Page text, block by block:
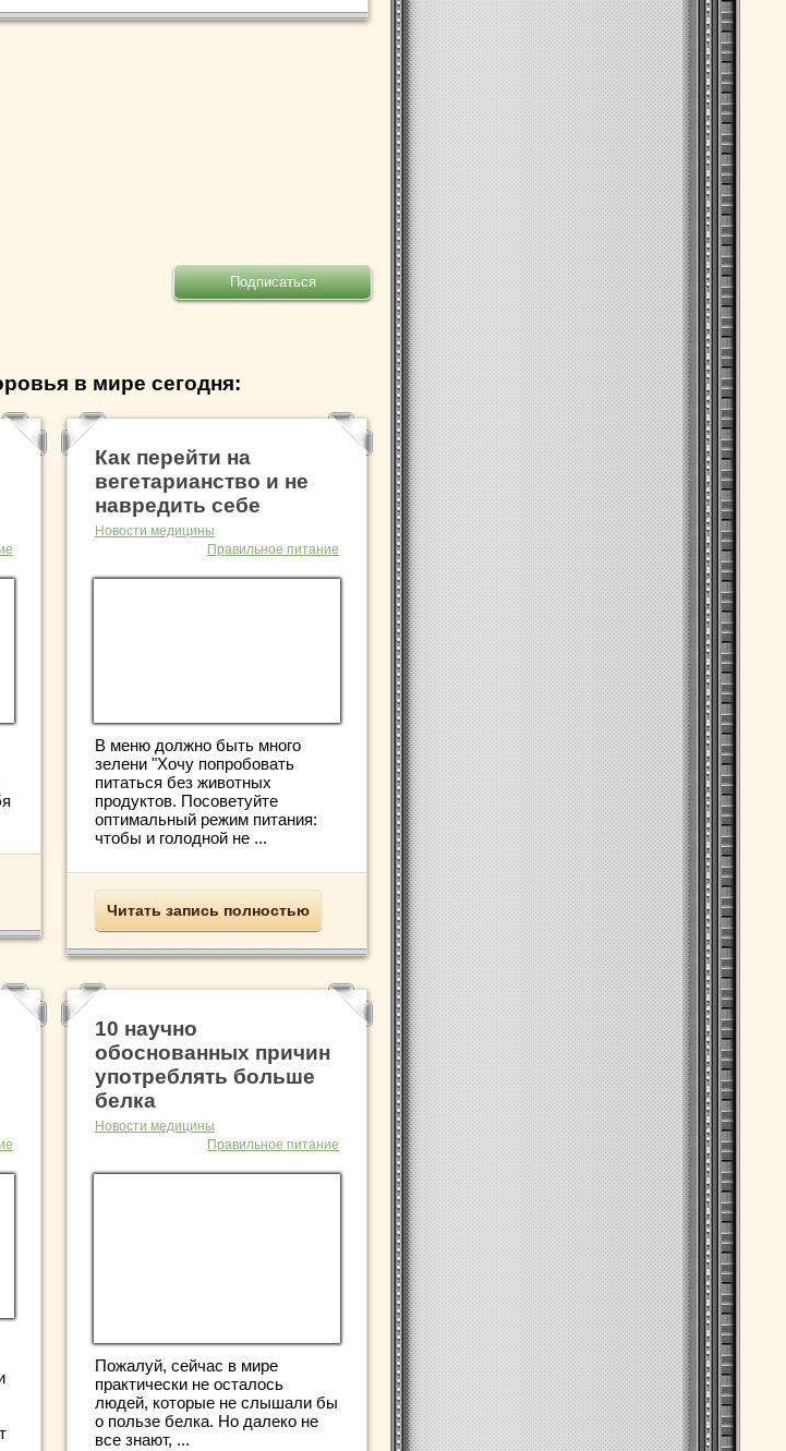
в мире сегодня:
Как перейти на
вегетарианство и не
навредить себе
Новости медицины
Правильное питание
В меню должно быть много
зелени "Хочу попробовать
питаться без животных
продуктов. Посоветуйте
оптимальный режим питания:
чтобы и голодной не ...
Читать запись полностью
10 научно
обоснованных причин
употреблять больше
белка
Новости медицины
Правильное питание
Пожалуй, сейчас в мире
практически не осталось
людей, которые не слышали бы
о пользе белка. Но далеко не
все знают, ...